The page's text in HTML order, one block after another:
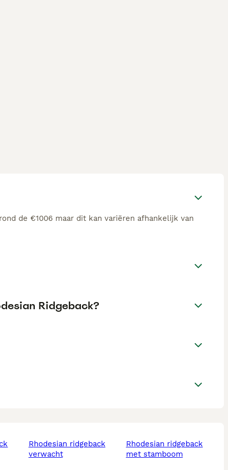
de €1006 maar dit kan variëren afhankelijk van
Ridgeback?
rhodesian ridgeback
verwacht
rhodesian ridgeback
met stamboom